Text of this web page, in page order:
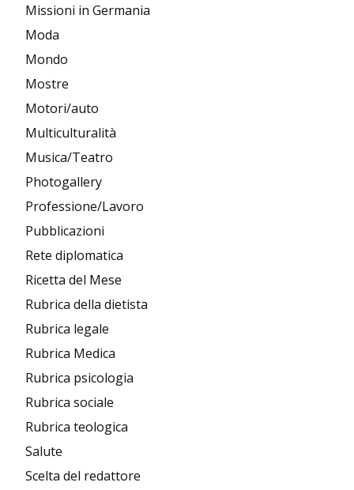
Missioni in Germania
Moda
Mondo
Mostre
Motori/auto
Multiculturalità
Musica/Teatro
Photogallery
Professione/Lavoro
Pubblicazioni
Rete diplomatica
Ricetta del Mese
Rubrica della dietista
Rubrica legale
Rubrica Medica
Rubrica psicologia
Rubrica sociale
Rubrica teologica
Salute
Scelta del redattore